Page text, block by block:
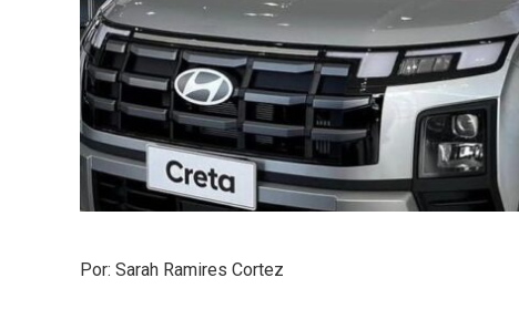
Por: Sarah Ramires Cortez